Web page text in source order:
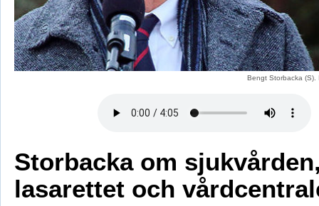
Bengt Storbacka
Storbacka om
lasarettet och